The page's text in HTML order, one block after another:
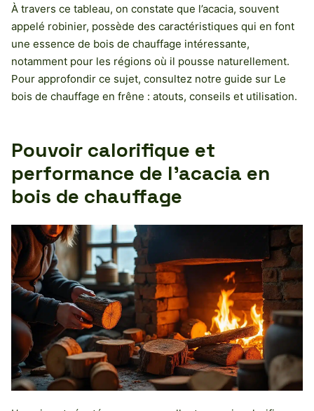
À travers ce tableau, on constate que l’acacia, souvent
appelé robinier, possède des caractéristiques qui en font
une essence de bois de chauffage intéressante,
notamment pour les régions où il pousse naturellement.
Pour approfondir ce sujet, consultez notre guide sur Le
bois de chauffage en frêne : atouts, conseils et utilisation.
Pouvoir calorifique et
performance de l’acacia en
bois de chauffage